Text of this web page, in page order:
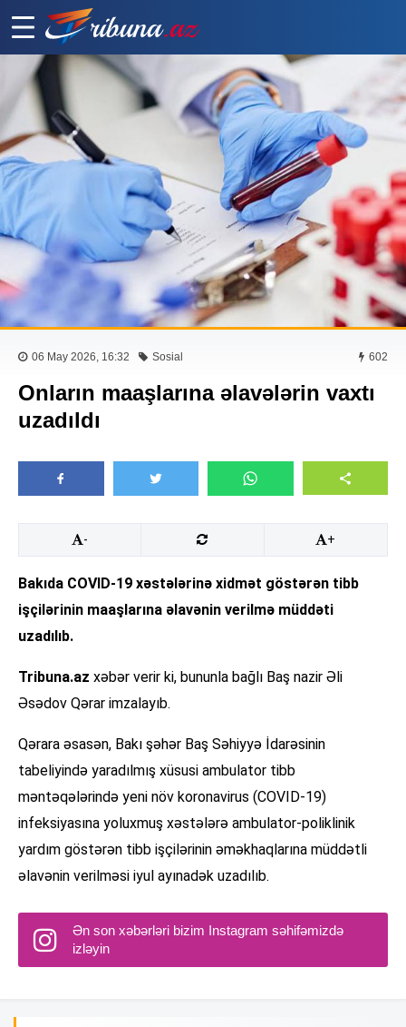
06 May 2026, 16:32 Sosial 602
Onların maaşlarına əlavələrin vaxtı
uzadıldı
- +
Bakıda COVID-19 xəstələrinə xidmət göstərən tibb
işçilərinin maaşlarına əlavənin verilmə müddəti
uzadılıb.
Tribuna.az xəbər verir ki, bununla bağlı Baş nazir Əli
Əsədov Qərar imzalayıb.
Qərara əsasən, Bakı şəhər Baş Səhiyyə İdarəsinin
tabeliyində yaradılmış xüsusi ambulator tibb
məntəqələrində yeni növ koronavirus (COVID-19)
infeksiyasına yoluxmuş xəstələrə ambulator-poliklinik
yardım göstərən tibb işçilərinin əməkhaqlarına müddətli
əlavənin verilməsi iyul ayınadək uzadılıb.
Ən son xəbərləri bizim Instagram səhifəmizdə
izləyin